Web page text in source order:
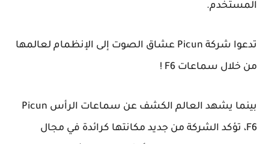
المستخدم.
تدعوا شركة Picun عشاق الصوت إلى الإنظمام لعالمها
من خلال سماعات F6 !
بينما يشهد العالم الكشف عن سماعات الرأس Picun
F6، تؤكد الشركة من جديد مكانتها كرائدة في مجال